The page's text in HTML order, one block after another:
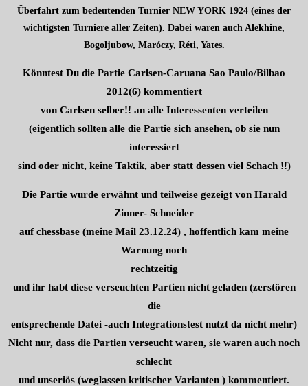
Überfahrt zum bedeutenden Turnier NEW YORK 1924 (eines der
wichtigsten Turniere aller Zeiten). Dabei waren auch Alekhine,
Bogoljubow, Maróczy, Réti, Yates.
Könntest Du die Partie Carlsen-Caruana Sao Paulo/Bilbao
2012(6) kommentiert
von Carlsen selber!! an alle Interessenten verteilen
(eigentlich sollten alle die Partie sich ansehen, ob sie nun
interessiert
sind oder nicht, keine Taktik, aber statt dessen viel Schach !!)
Die Partie wurde erwähnt und teilweise gezeigt von Harald
Zinner- Schneider
auf chessbase (meine Mail 23.12.24) , hoffentlich kam meine
Warnung noch
rechtzeitig
und ihr habt diese verseuchten Partien nicht geladen (zerstören
die
entsprechende Datei -auch Integrationstest nutzt da nicht mehr)
Nicht nur, dass die Partien verseucht waren, sie waren auch noch
schlecht
und unseriös (weglassen kritischer Varianten ) kommentiert.